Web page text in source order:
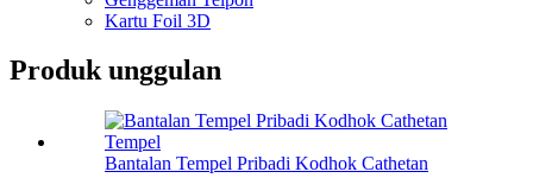
Kartu Foil 3D
Produk unggulan
Bantalan Tempel Pribadi Kodhok Cathetan